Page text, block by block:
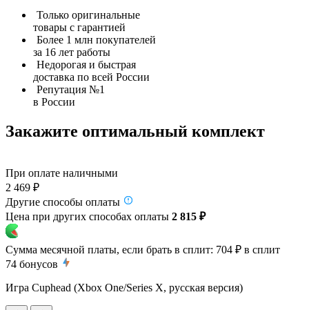
Только оригинальные
товары с гарантией
Более 1 млн покупателей
за 16 лет работы
Недорогая и быстрая
доставка по всей России
Репутация №1
в России
Закажите оптимальный комплект
При оплате наличными
2 469 ₽
Другие способы оплаты
Цена при других способах оплаты 2 815 ₽
Сумма месячной платы, если брать в сплит: 704 ₽ в сплит
74 бонусов
Игра Cuphead (Xbox One/Series X, русская версия)